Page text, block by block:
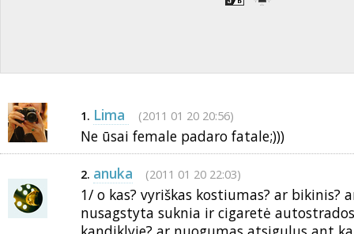
1. Lima (2011 01 20 20:56)
Ne ūsai female padaro fatale;)))
2. anuka (2011 01 20 22:03)
1/ o kas? vyriškas kostiumas? ar bikinis?
nusagstyta suknia ir cigaretė